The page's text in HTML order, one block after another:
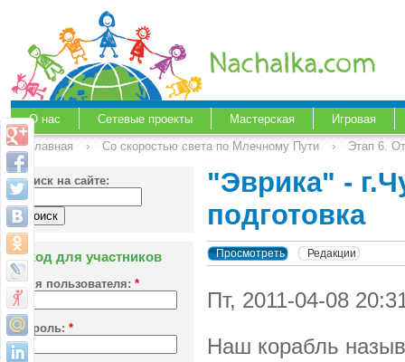
О нас Сетевые проекты Мастерская
Игровая
Главная
› Со скоростью света по Млечному Пути › Этап 6.
Поиск на сайте:
Вход для участников
Имя пользователя: *
Пароль: *
"Эврика" -
подготовка
Просмотреть Редакции
Пт, 2011-04-08
Наш корабль